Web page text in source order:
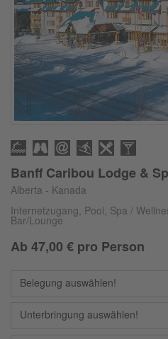
Banff Caribou Lodge &
Alberta - Kanada
Internetzugang, Pool, Spa /
Bar/Lounge
Ab 47,00 € pro Person
Belegung auswählen!
Unterbringung auswählen!